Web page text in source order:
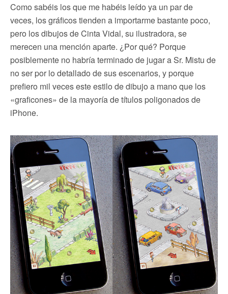
Como sabéis los que me habéis leído ya un par de
veces, los gráficos tienden a importarme bastante poco,
pero los dibujos de Cinta Vidal, su ilustradora, se
merecen una mención aparte. ¿Por qué? Porque
posiblemente no habría terminado de jugar a Sr. Mistu de
no ser por lo detallado de sus escenarios, y porque
prefiero mil veces este estilo de dibujo a mano que los
«graficones» de la mayoría de títulos poligonados de
iPhone.